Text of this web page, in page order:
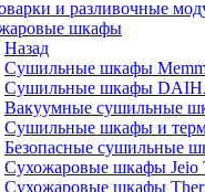
и разливочные
шкафы
Назад
Сушильные шкафы
Сушильные шкафы
Вакуумные сушильные
Сушильные шкафы и
Безопасные сушильные
Сухожаровые шкафы Jeio
Сухожаровые шкафы